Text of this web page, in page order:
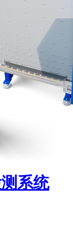
系统